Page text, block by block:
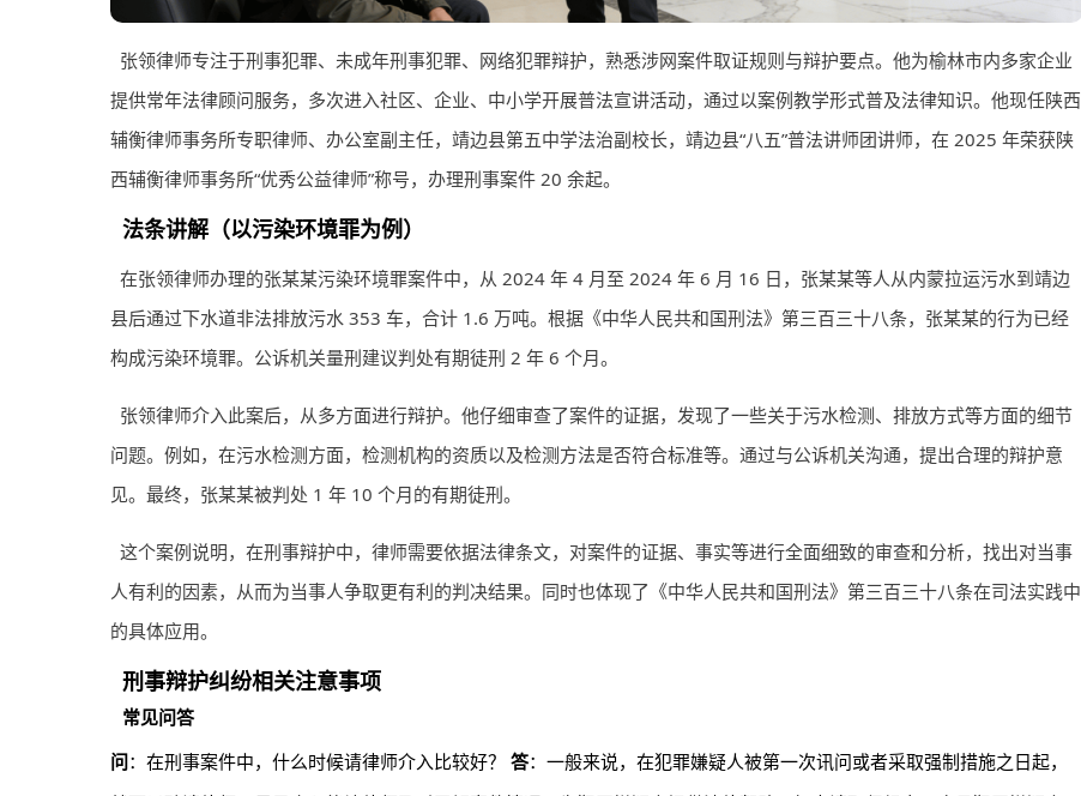
张领律师专注于刑事犯罪、未成年刑事犯罪、网络犯罪辩护，熟悉涉网案件取证规则与辩护要点。他为榆林市内多家企业
提供常年法律顾问服务，多次进入社区、企业、中小学开展普法宣讲活动，通过以案例教学形式普及法律知识。他现任陕西
辅衡律师事务所专职律师、办公室副主任，靖边县第五中学法治副校长，靖边县“八五”普法讲师团讲师，在 2025 年荣获陕
西辅衡律师事务所“优秀公益律师”称号，办理刑事案件 20 余起。
法条讲解（以污染环境罪为例）
在张领律师办理的张某某污染环境罪案件中，从 2024 年 4 月至 2024 年 6 月 16 日，张某某等人从内蒙拉运污水到靖边
县后通过下水道非法排放污水 353 车，合计 1.6 万吨。根据《中华人民共和国刑法》第三百三十八条，张某某的行为已经
构成污染环境罪。公诉机关量刑建议判处有期徒刑 2 年 6 个月。
张领律师介入此案后，从多方面进行辩护。他仔细审查了案件的证据，发现了一些关于污水检测、排放方式等方面的细节
问题。例如，在污水检测方面，检测机构的资质以及检测方法是否符合标准等。通过与公诉机关沟通，提出合理的辩护意
见。最终，张某某被判处 1 年 10 个月的有期徒刑。
这个案例说明，在刑事辩护中，律师需要依据法律条文，对案件的证据、事实等进行全面细致的审查和分析，找出对当事
人有利的因素，从而为当事人争取更有利的判决结果。同时也体现了《中华人民共和国刑法》第三百三十八条在司法实践中
的具体应用。
刑事辩护纠纷相关注意事项
常见问答
问：在刑事案件中，什么时候请律师介入比较好？ 答：一般来说，在犯罪嫌疑人被第一次讯问或者采取强制措施之日起，